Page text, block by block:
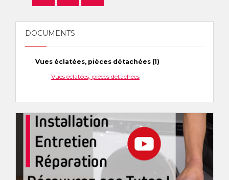
DOCUMENTS
Vues éclatées, pièces détachées (1)
Vues éclatées, pièces détachées